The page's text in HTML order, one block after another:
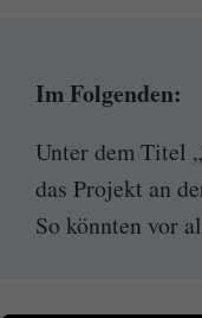
Im Folgenden:
Unter dem Titel
das Projekt an
So könnten vor